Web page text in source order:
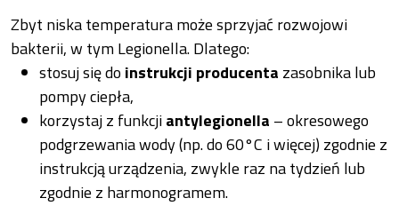
Zbyt niska temperatura może sprzyjać rozwojowi
bakterii, w tym Legionella. Dlatego:
stosuj się do instrukcji producenta zasobnika lub
pompy ciepła,
korzystaj z funkcjiantylegionella – okresowego
podgrzewania wody (np. do 60°C i więcej) zgodnie z
instrukcją urządzenia, zwykle raz na tydzień lub
zgodnie z harmonogramem.